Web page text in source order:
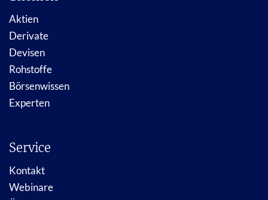
Aktien
Derivate
Devisen
Rohstoffe
Börsenwissen
Experten
Service
Kontakt
Webinare